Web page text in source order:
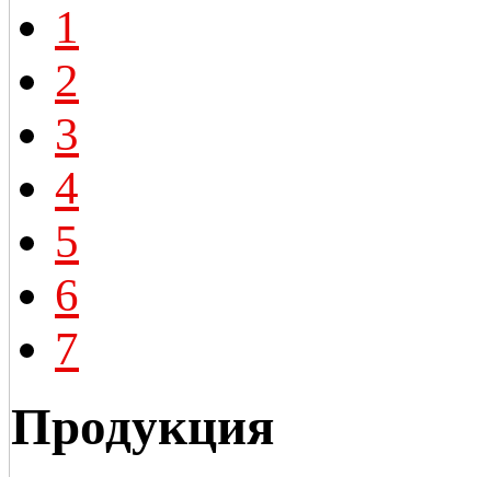
1
2
3
4
5
6
7
Продукция